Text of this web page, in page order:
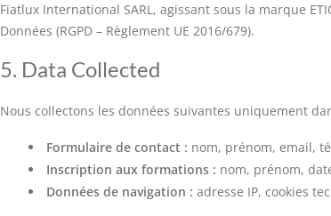
Fiatlux International SARL, agissant sous la marque
Données (RGPD – Règlement UE 2016/679).
5. Data Collected
Nous collectons les données suivantes uniquement
Formulaire de contact : nom, prénom, email,
Inscription aux formations : nom, prénom,
Données de navigation : adresse IP, cookies